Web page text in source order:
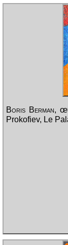
Boris Berman,
Prokofiev, Le